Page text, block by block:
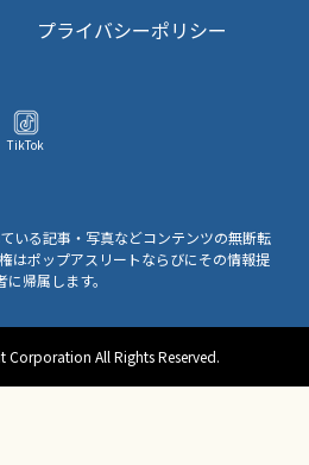
プライバシーポリシー
TikTok
いる記事・写真などコンテンツの無断転
はポップアスリートならびにその情報提
に帰属します。
Corporation All Rights Reserved.